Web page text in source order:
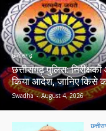
छत्तीसगढ़
छत्तीसगढ़ पुलिस:
किया आदेश, जानिए किसे
Swadha - August 4, 2026